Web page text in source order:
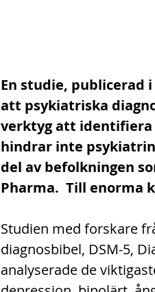
En studie, publicerad
att psykiatriska
verktyg att identifiera
hindrar inte
del av befolkningen
Pharma.  Till enorma
Studien med forskare
diagnosbibel, DSM-5,
analyserade de